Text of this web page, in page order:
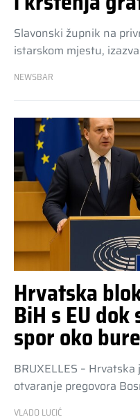
Slavonski župnik na
istarskom mjestu,
NEWSBAR
Hrvatska
BiH s EU
spor oko
BRUXELLES –
otvaranje pregovora
VLADO LUCIĆ